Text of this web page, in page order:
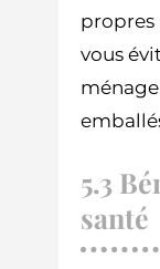
propres
vous
5.3
santé